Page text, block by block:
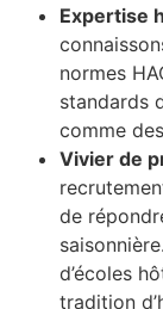
Expertise
normes
standards
comme
Vivier de
de
d’écoles
tradition